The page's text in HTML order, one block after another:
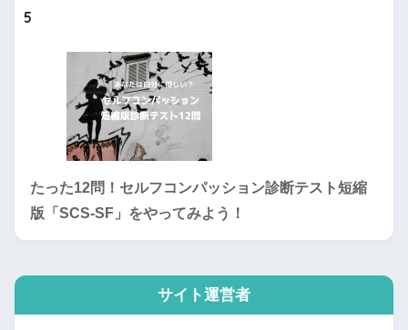
5
たった12問！セルフコンパッション診断テスト短縮
版「SCS-SF」をやってみよう！
サイト運営者